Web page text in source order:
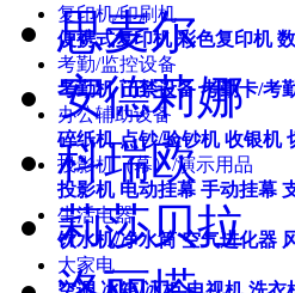
复印机/印刷机
便携式复印机 彩色复印机
考勤/监控设备
考勤机 门禁设备 考勤卡/考
办公辅助设备
碎纸机 点钞/验钞机 收银机
投影机（幕）/演示用品
投影机 电动挂幕 手动挂幕
生活电器
饮水机/净水筒 空气进化器
大家电
思麦尔
安德莉娜
科瑞欧
莉莎贝拉